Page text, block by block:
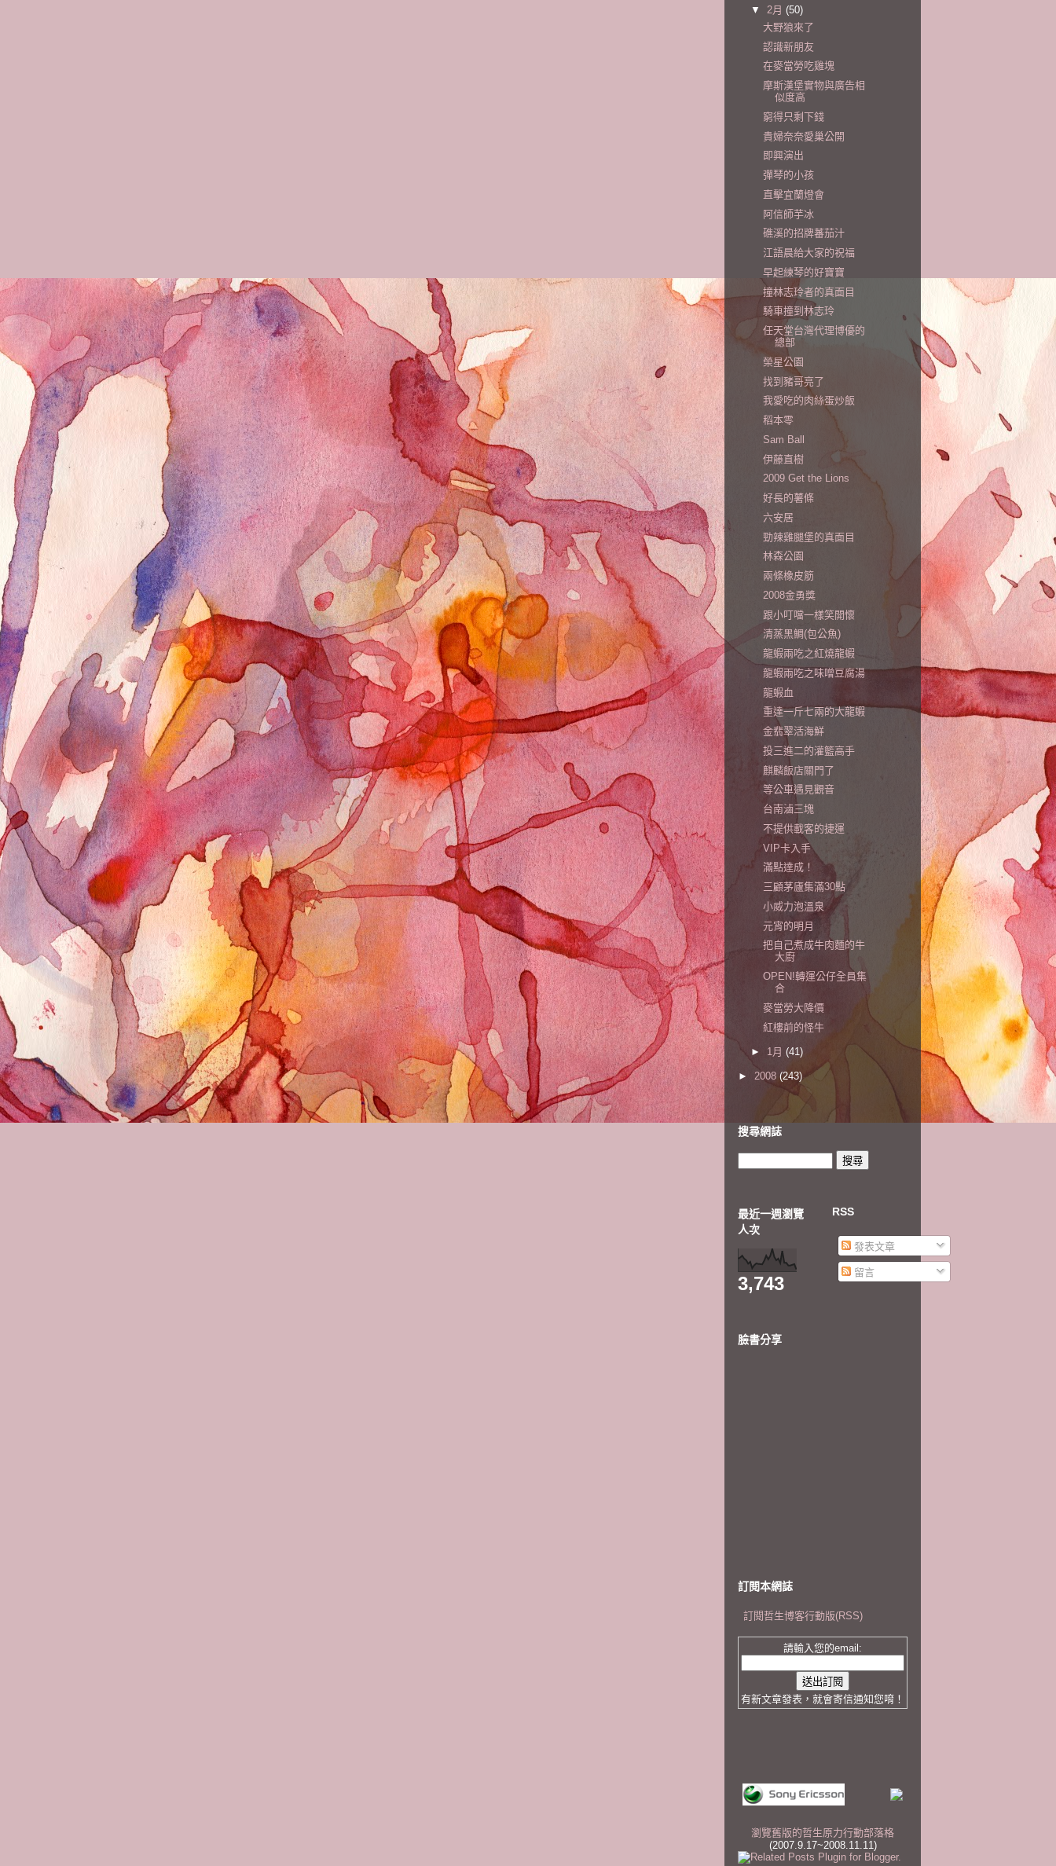
▼ 2月 (50)
大野狼來了
認識新朋友
在麥當勞吃雞塊
摩斯漢堡實物與廣告相
似度高
窮得只剩下錢
貴婦奈奈愛巢公開
即興演出
彈琴的小孩
直擊宜蘭燈會
阿信師芋冰
礁溪的招牌蕃茄汁
江語晨給大家的祝福
早起練琴的好寶寶
撞林志玲者的真面目
騎車撞到林志玲
任天堂台灣代理博優的
總部
榮星公園
找到豬哥亮了
我愛吃的肉絲蛋炒飯
稻本零
Sam Ball
伊藤直樹
2009 Get the Lions
好長的薯條
六安居
勁辣雞腿堡的真面目
林森公園
兩條橡皮筋
2008金勇獎
跟小叮噹一樣笑開懷
清蒸黑鯛(包公魚)
龍蝦兩吃之紅燒龍蝦
龍蝦兩吃之味噌豆腐湯
龍蝦血
重達一斤七兩的大龍蝦
金翡翠活海鮮
投三進二的灌籃高手
麒麟飯店關門了
等公車遇見觀音
台南滷三塊
不提供載客的捷運
VIP卡入手
滿點達成！
三顧茅廬集滿30點
小威力泡溫泉
元宵的明月
把自己煮成牛肉麵的牛
大廚
OPEN!轉運公仔全員集
合
麥當勞大降價
紅樓前的怪牛
► 1月 (41)
► 2008 (243)
搜尋網誌
最近一週瀏覽
人次
3,743
RSS
發表文章
留言
臉書分享
訂閱本網誌
訂閱哲生博客行動版(RSS)
請輸入您的email:
有新文章發表，就會寄信通知您唷！
瀏覽舊版的哲生原力行動部落格
(2007.9.17~2008.11.11)